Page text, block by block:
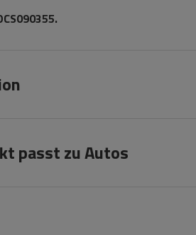
passt zu Autos